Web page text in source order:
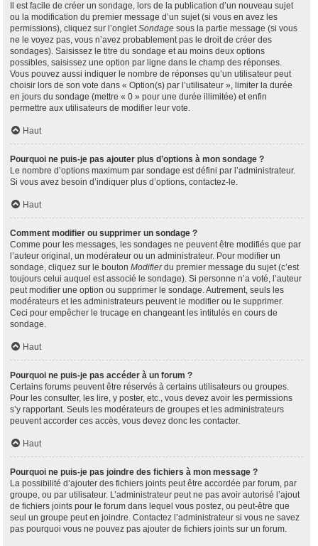
Il est facile de créer un sondage, lors de la publication d’un nouveau sujet
ou la modification du premier message d’un sujet (si vous en avez les
permissions), cliquez sur l’ongletSondage sous la partie message (si vous
ne le voyez pas, vous n’avez probablement pas le droit de créer des
sondages). Saisissez le titre du sondage et au moins deux options
possibles, saisissez une option par ligne dans le champ des réponses.
Vous pouvez aussi indiquer le nombre de réponses qu’un utilisateur peut
choisir lors de son vote dans « Option(s) par l’utilisateur », limiter la durée
en jours du sondage (mettre « 0 » pour une durée illimitée) et enfin
permettre aux utilisateurs de modifier leur vote.
Haut
Pourquoi ne puis-je pas ajouter plus d’options à mon sondage ?
Le nombre d’options maximum par sondage est défini par l’administrateur.
Si vous avez besoin d’indiquer plus d’options, contactez-le.
Haut
Comment modifier ou supprimer un sondage ?
Comme pour les messages, les sondages ne peuvent être modifiés que par
l’auteur original, un modérateur ou un administrateur. Pour modifier un
sondage, cliquez sur le bouton Modifierdu premier message du sujet (c’est
toujours celui auquel est associé le sondage). Si personne n’a voté, l’auteur
peut modifier une option ou supprimer le sondage. Autrement, seuls les
modérateurs et les administrateurs peuvent le modifier ou le supprimer.
Ceci pour empêcher le trucage en changeant les intitulés en cours de
sondage.
Haut
Pourquoi ne puis-je pas accéder à un forum ?
Certains forums peuvent être réservés à certains utilisateurs ou groupes.
Pour les consulter, les lire, y poster, etc., vous devez avoir les permissions
s’y rapportant. Seuls les modérateurs de groupes et les administrateurs
peuvent accorder ces accès, vous devez donc les contacter.
Haut
Pourquoi ne puis-je pas joindre des fichiers à mon message ?
La possibilité d’ajouter des fichiers joints peut être accordée par forum, par
groupe, ou par utilisateur. L’administrateur peut ne pas avoir autorisé l’ajout
de fichiers joints pour le forum dans lequel vous postez, ou peut-être que
seul un groupe peut en joindre. Contactez l’administrateur si vous ne savez
pas pourquoi vous ne pouvez pas ajouter de fichiers joints sur un forum.